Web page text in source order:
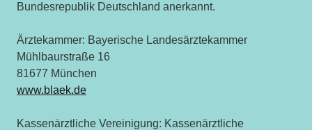
Bundesrepublik Deutschland anerkannt.
Ärztekammer: Bayerische Landesärztekammer
Mühlbaurstraße 16
81677 München
www.blaek.de
Kassenärztliche Vereinigung: Kassenärztliche